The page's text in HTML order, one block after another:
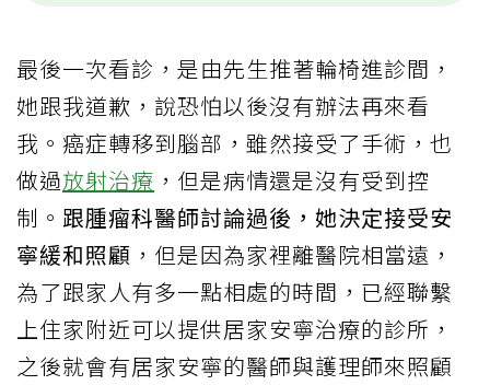
最後一次看診，是由先生推著輪椅進診間，
她跟我道歉，說恐怕以後沒有辦法再來看
我。癌症轉移到腦部，雖然接受了手術，也
做過放射治療 ，但是病情還是沒有受到控
制。 跟腫瘤科醫師討論過後，她決定接受安
寧緩和照顧 ，但是因為家裡離醫院相當遠，
為了跟家人有多一點相處的時間，已經聯繫
上住家附近可以提供居家安寧治療的診所，
之後就會有居家安寧的醫師與護理師來照顧